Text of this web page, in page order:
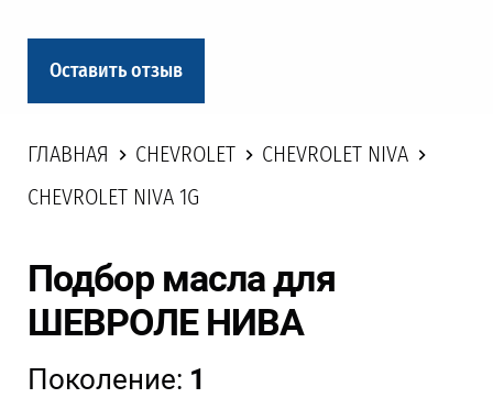
Оставить отзыв
ГЛАВНАЯ CHEVROLET
CHEVROLET NIVA
CHEVROLET NIVA 1G
Подбор масла для
ШЕВРОЛЕ НИВА
Поколение: 1